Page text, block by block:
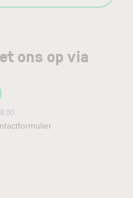
ons op via